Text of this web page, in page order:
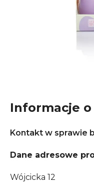
Informacje
Kontakt w sprawie
Dane adresowe
Wójcicka 12